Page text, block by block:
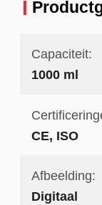
Capaciteit:
1000 ml
CE, ISO
Afbeelding:
Digitaal